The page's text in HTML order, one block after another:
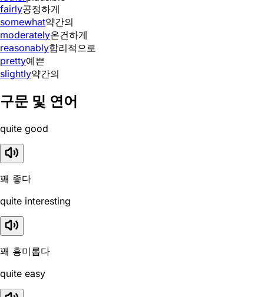
fairly공정하게
somewhat약간의
moderately온건하게
reasonably합리적으로
pretty예쁜
slightly약간의
구문 및 연어
quite good
꽤 좋다
quite interesting
꽤 흥미롭다
quite easy